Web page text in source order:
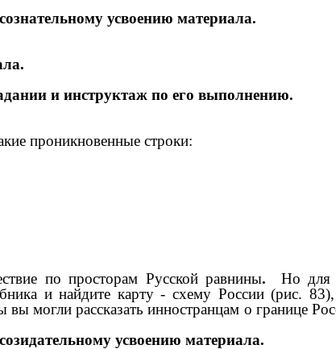
усвоению материала.
и инструктаж по его выполнению.
проникновенные строки:
по просторам Русской равнины.
Но для
и найдите карту - схему России (рис.
вы могли рассказать инностранцам о границе
усвоению материала.